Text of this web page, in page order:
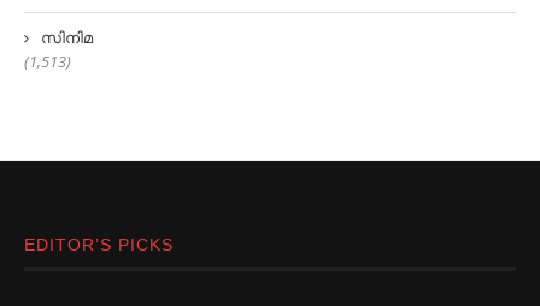
സിനിമ
(1,513)
EDITOR’S PICKS